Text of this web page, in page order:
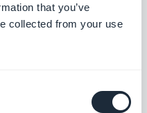
that you’ve
collected from your use
contenido de tu
tu aplicación con la